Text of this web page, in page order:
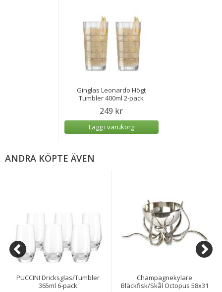
Ginglas Leonardo Högt
Tumbler 400ml 2-pack
249 kr
Lägg i varukorg
ANDRA KÖPTE ÄVEN
PUCCINI Dricksglas/Tumbler
365ml 6-pack
Champagnekylare
Bläckfisk/Skål Octopus 58x31